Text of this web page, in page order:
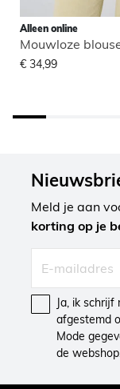
Alleen online
Mouwloze
€ 34,99
Meld je aan
korting op je
Ja, ik
afgestemd
Mode
de